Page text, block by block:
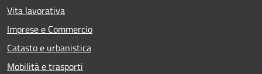
Vita lavorativa
Imprese e Commercio
Catasto e urbanistica
Mobilità e trasporti